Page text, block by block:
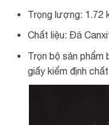
Trọng lượng: 1.72
Chất liệu: Đá
Trọn bộ sản
giấy kiểm định